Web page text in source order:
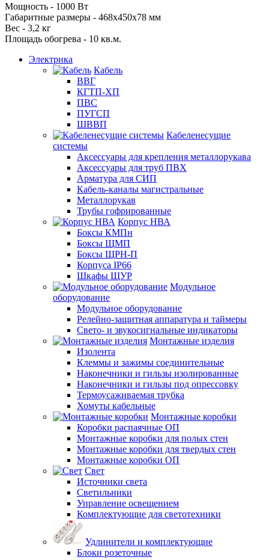
Мощность - 1000 Вт
Габаритные размеры - 468х450х78 мм
Вес - 3,2 кг
Площадь обогрева - 10 кв.м.
Электрика
Кабель
ВВГ
КГТП-ХП
ПВС
ПУГСП
ШВВП
Кабеленесущие
системы
Аксессуары для крепления металлорукава
Аксессуары для труб ПВХ
Арматура для СИП
Кабель-каналы магистральные
Металлорукав
Трубы гофрированные
Корпус НВА
Боксы КМПн
Боксы ЩМП
Боксы ЩРН-П
Корпуса IP66
Шкафы ЩУР
Модульное
оборудование
Модульное оборудование
Релейно-защитная аппаратура и таймеры
Свето- и звукосигнальные индикаторы
Монтажные изделия
Изолента
Клеммы и зажимы соединительные
Наконечники и гильзы изолированные
Наконечники и гильзы под опрессовку
Термоусаживаемая трубка
Хомуты кабельные
Монтажные коробки
Коробки распаячные ОП
Монтажные коробки для полых стен
Монтажные коробки для твердых стен
Монтажные коробки ОП
Свет
Источники света
Светильники
Управление освещением
Комплектующие для светотехники
Удлинители и комплектующие
Блоки розеточные